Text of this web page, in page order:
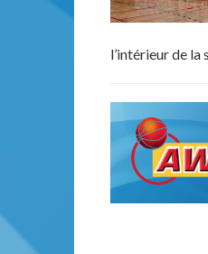
l’intérieur de la